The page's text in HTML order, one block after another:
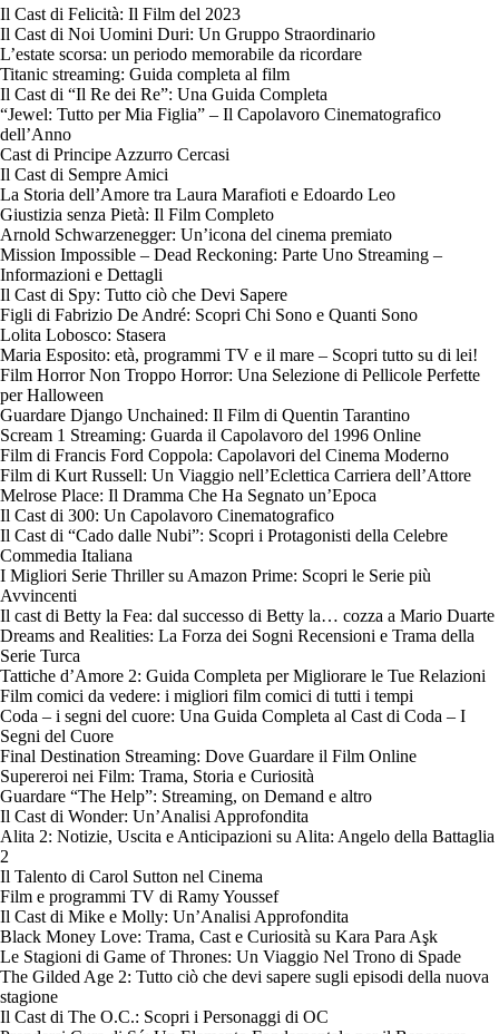
Il Cast di Felicità: Il Film del 2023
Il Cast di Noi Uomini Duri: Un Gruppo Straordinario
L’estate scorsa: un periodo memorabile da ricordare
Titanic streaming: Guida completa al film
Il Cast di “Il Re dei Re”: Una Guida Completa
“Jewel: Tutto per Mia Figlia” – Il Capolavoro Cinematografico
dell’Anno
Cast di Principe Azzurro Cercasi
Il Cast di Sempre Amici
La Storia dell’Amore tra Laura Marafioti e Edoardo Leo
Giustizia senza Pietà: Il Film Completo
Arnold Schwarzenegger: Un’icona del cinema premiato
Mission Impossible – Dead Reckoning: Parte Uno Streaming –
Informazioni e Dettagli
Il Cast di Spy: Tutto ciò che Devi Sapere
Figli di Fabrizio De André: Scopri Chi Sono e Quanti Sono
Lolita Lobosco: Stasera
Maria Esposito: età, programmi TV e il mare – Scopri tutto su di lei!
Film Horror Non Troppo Horror: Una Selezione di Pellicole Perfette
per Halloween
Guardare Django Unchained: Il Film di Quentin Tarantino
Scream 1 Streaming: Guarda il Capolavoro del 1996 Online
Film di Francis Ford Coppola: Capolavori del Cinema Moderno
Film di Kurt Russell: Un Viaggio nell’Eclettica Carriera dell’Attore
Melrose Place: Il Dramma Che Ha Segnato un’Epoca
Il Cast di 300: Un Capolavoro Cinematografico
Il Cast di “Cado dalle Nubi”: Scopri i Protagonisti della Celebre
Commedia Italiana
I Migliori Serie Thriller su Amazon Prime: Scopri le Serie più
Avvincenti
Il cast di Betty la Fea: dal successo di Betty la… cozza a Mario Duarte
Dreams and Realities: La Forza dei Sogni Recensioni e Trama della
Serie Turca
Tattiche d’Amore 2: Guida Completa per Migliorare le Tue Relazioni
Film comici da vedere: i migliori film comici di tutti i tempi
Coda – i segni del cuore: Una Guida Completa al Cast di Coda – I
Segni del Cuore
Final Destination Streaming: Dove Guardare il Film Online
Supereroi nei Film: Trama, Storia e Curiosità
Guardare “The Help”: Streaming, on Demand e altro
Il Cast di Wonder: Un’Analisi Approfondita
Alita 2: Notizie, Uscita e Anticipazioni su Alita: Angelo della Battaglia
2
Il Talento di Carol Sutton nel Cinema
Film e programmi TV di Ramy Youssef
Il Cast di Mike e Molly: Un’Analisi Approfondita
Black Money Love: Trama, Cast e Curiosità su Kara Para Aşk
Le Stagioni di Game of Thrones: Un Viaggio Nel Trono di Spade
The Gilded Age 2: Tutto ciò che devi sapere sugli episodi della nuova
stagione
Il Cast di The O.C.: Scopri i Personaggi di OC